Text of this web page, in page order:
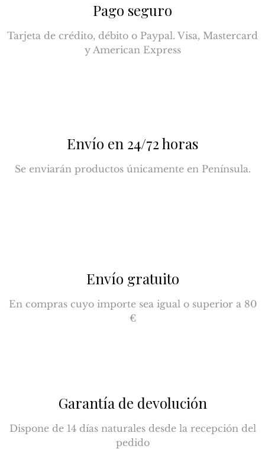
Pago seguro
Tarjeta de crédito, débito o Paypal. Visa, Mastercard
y American Express
Envío en 24/72 horas
Se enviarán productos únicamente en Península.
Envío gratuito
En compras cuyo importe sea igual o superior a 80
€
Garantía de devolución
Dispone de 14 días naturales desde la recepción del
pedido